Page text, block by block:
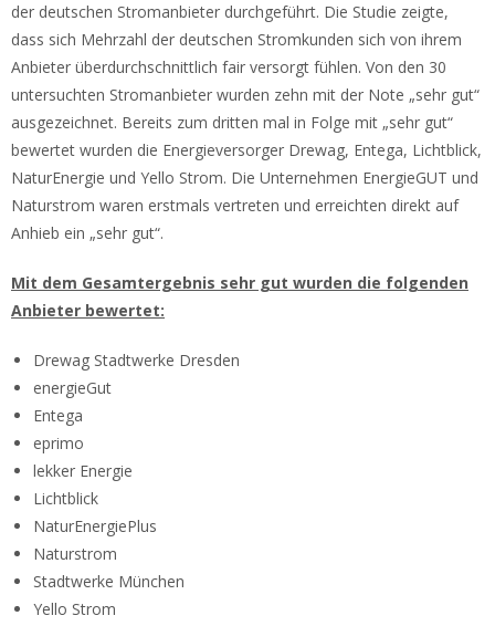
der deutschen Stromanbieter durchgeführt. Die Studie zeigte,
dass sich Mehrzahl der deutschen Stromkunden sich von ihrem
Anbieter überdurchschnittlich fair versorgt fühlen. Von den 30
untersuchten Stromanbieter wurden zehn mit der Note „sehr gut“
ausgezeichnet. Bereits zum dritten mal in Folge mit „sehr gut“
bewertet wurden die Energieversorger Drewag, Entega, Lichtblick,
NaturEnergie und Yello Strom. Die Unternehmen EnergieGUT und
Naturstrom waren erstmals vertreten und erreichten direkt auf
Anhieb ein „sehr gut“.
Mit dem Gesamtergebnis sehr gut wurden die folgenden
Anbieter bewertet:
Drewag Stadtwerke Dresden
energieGut
Entega
eprimo
lekker Energie
Lichtblick
NaturEnergiePlus
Naturstrom
Stadtwerke München
Yello Strom